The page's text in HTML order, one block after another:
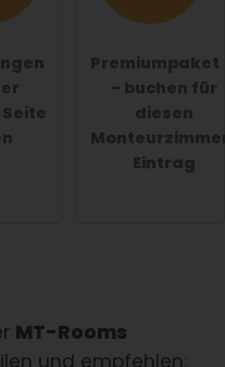
Premiumpaket
- buchen für
diesen
Eintrag
MT-Rooms
und empfehlen: